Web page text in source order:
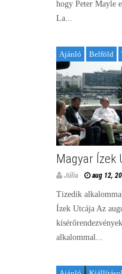
hogy Peter Mayle
La...
Ajánló Belföld
Magyar Ízek
Júlia aug 12,
Tizedik
Ízek Utcája Az
alkalommal...